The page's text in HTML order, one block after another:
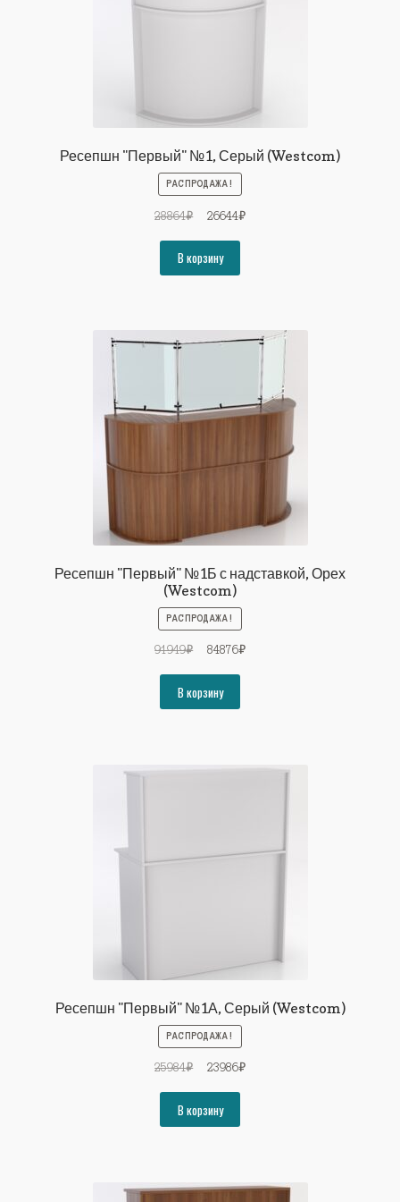
Ресепшн "Первый" №1, Серый (Westcom)
РАСПРОДАЖА!
28864₽
Первоначальная
составляла
28864₽.
26644₽Текущая
В корзину
Ресепшн "Первый" №1Б с надставкой, Орех
(Westcom)
РАСПРОДАЖА!
91949₽
Первоначальная
составляла
91949₽.
84876₽Текущая
В корзину
Ресепшн "Первый" №1А, Серый (Westcom)
РАСПРОДАЖА!
25984₽
Первоначальная
составляла
25984₽.
23986₽Текущая
В корзину